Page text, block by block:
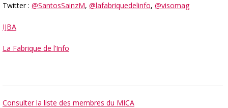
Twitter : @SantosSainzM, @lafabriquedelinfo, @visomag
IJBA
La Fabrique de l’Info
Consulter la liste des membres du MICA